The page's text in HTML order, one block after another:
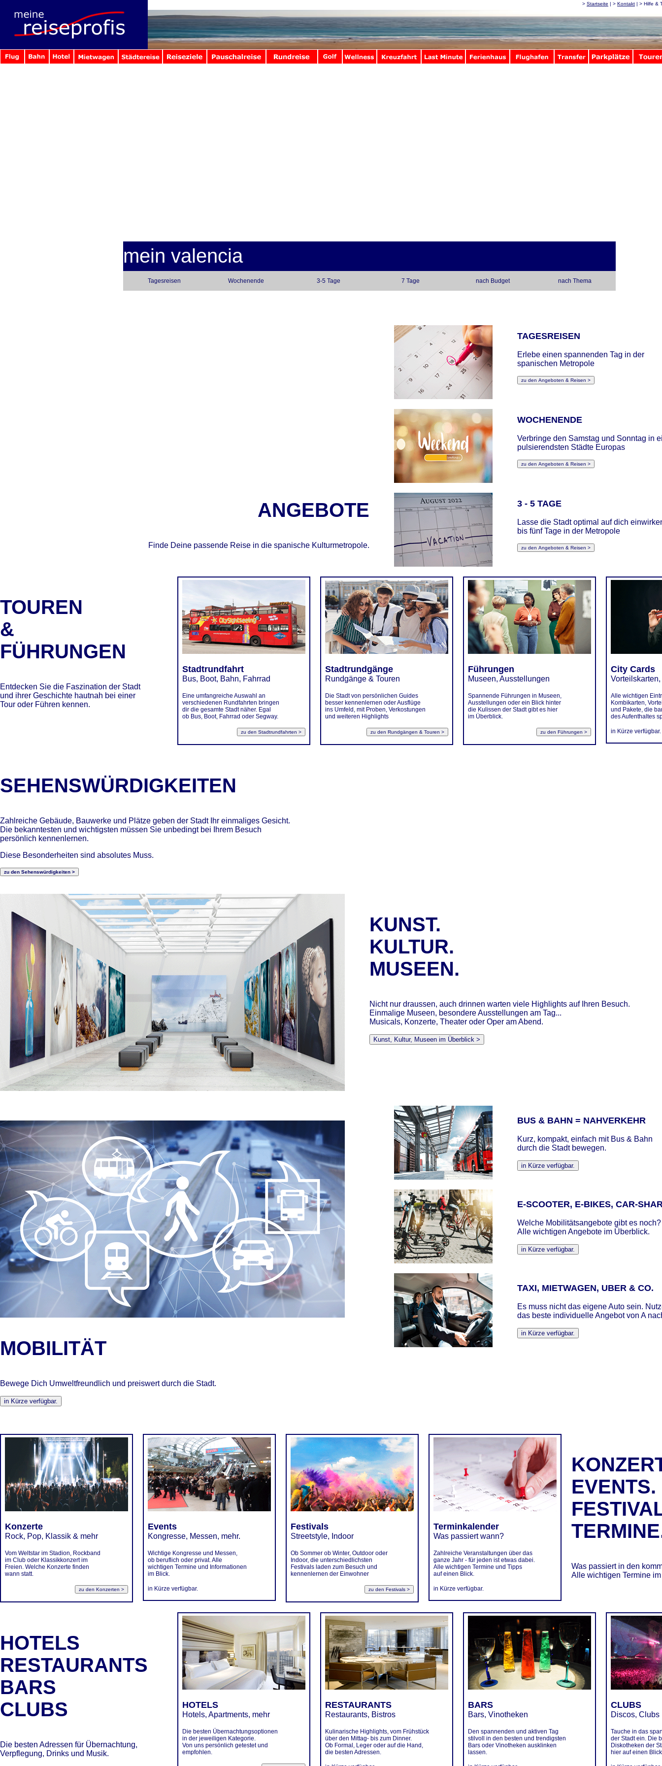
> Startseite | > Kontakt | > Hilfe &
mein valencia
Tagesreisen Wochenende 3-5 Tage 7 Tage nach Budget nach Thema
ANGEBOTE
Finde Deine passende Reise in die spanische Kulturmetropole.
TAGESREISEN
Erlebe einen spannenden Tag in der
spanischen Metropole
WOCHENENDE
Verbringe den Samstag und Sonntag in
pulsierendsten Städte Europas
3 - 5 TAGE
Lasse die Stadt optimal auf dich
bis fünf Tage in der Metropole
TOUREN
&
FÜHRUNGEN
Entdecken Sie die Faszination der Stadt
und ihrer Geschichte hautnah bei einer
Tour oder Führen kennen.
Stadtrundfahrt
Bus, Boot, Bahn, Fahrrad
Eine umfangreiche Auswahl an
verschiedenen Rundfahrten bringen
dir die gesamte Stadt näher. Egal
ob Bus, Boot, Fahrrad oder Segway.
Stadtrundgänge
Rundgänge & Touren
Die Stadt von persönlichen Guides
besser kennenlernen oder Ausflüge
ins Umfeld, mit Proben, Verkostungen
und weiteren Highlights
Führungen
Museen, Ausstellungen
Spannende Führungen in Museen,
Ausstellungen oder ein Blick hinter
die Kulissen der Stadt gibt es hier
im Überblick.
City Cards
Alle wichtigen
Kombikarten,
und Pakete, die
des Aufenthaltes
in Kürze verfügbar.
SEHENSWÜRDIGKEITEN
Zahlreiche Gebäude, Bauwerke und Plätze geben der Stadt Ihr einmaliges Gesicht.
Die bekanntesten und wichtigsten müssen Sie unbedingt bei Ihrem Besuch
persönlich kennenlernen.
Diese Besonderheiten sind absolutes Muss.
KUNST.
KULTUR.
MUSEEN.
Nicht nur draussen, auch drinnen warten viele Highlights auf Ihren Besuch.
Einmalige Museen, besondere Ausstellungen am Tag...
Musicals, Konzerte, Theater oder Oper am Abend.
MOBILITÄT
Bewege Dich Umweltfreundlich und preiswert durch die Stadt.
BUS & BAHN = NAHVERKEHR
Kurz, kompakt, einfach mit Bus & Bahn
durch die Stadt bewegen.
E-SCOOTER, E-BIKES, CAR-
Welche Mobilitätsangebote gibt es noch?
Alle wichtigen Angebote im Überblick.
TAXI, MIETWAGEN, UBER & CO.
Es muss nicht das eigene Auto sein.
das beste individuelle Angebot von A
Konzerte
Rock, Pop, Klassik & mehr
Vom Weltstar im Stadion, Rockband
im Club oder Klassikkonzert im
Freien. Welche Konzerte finden
wann statt.
Events
Kongresse, Messen, mehr.
Wichtige Kongresse und Messen,
ob beruflich oder privat. Alle
wichtigen Termine und Informationen
im Blick.
in Kürze verfügbar.
Festivals
Streetstyle, Indoor
Ob Sommer ob Winter, Outdoor oder
Indoor, die unterschiedlichsten
Festivals laden zum Besuch und
kennenlernen der Einwohner
Terminkalender
Was passiert wann?
Zahlreiche Veranstaltungen über das
ganze Jahr - für jeden ist etwas dabei.
Alle wichtigen Termine und Tipps
auf einen Blick.
in Kürze verfügbar.
EVENTS.
Was passiert in den
Alle wichtigen Termine
HOTELS
RESTAURANTS
BARS
CLUBS
Die besten Adressen für Übernachtung,
Verpflegung, Drinks und Musik.
HOTELS
Hotels, Apartments, mehr
Die besten Übernachtungsoptionen
in der jeweiligen Kategorie.
Von uns persönlich getestet und
empfohlen.
RESTAURANTS
Restaurants, Bistros
Kulinarische Highlights, vom Frühstück
über den Mittag- bis zum Dinner.
Ob Formal, Leger oder auf die Hand,
die besten Adressen.
BARS
Bars, Vinotheken
Den spannenden und aktiven Tag
stilvoll in den besten und trendigsten
Bars oder Vinotheken ausklinken
lassen.
CLUBS
Discos, Clubs
Tauche in das
der Stadt ein. Die
Diskotheken der
hier auf einen